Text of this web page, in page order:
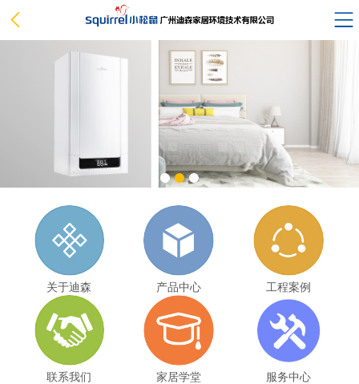
关于迪森 产品中心 工程案例
联系我们 家居学堂 服务中心